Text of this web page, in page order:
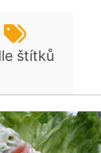
štítků